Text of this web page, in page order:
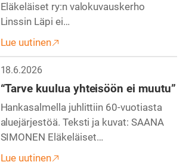
Eläkeläiset ry:n valokuvauskerho
Linssin Läpi ei…
Lue uutinen
18.6.2026
“Tarve kuulua yhteisöön ei muutu”
Hankasalmella juhlittiin 60-vuotiasta
aluejärjestöä. Teksti ja kuvat: SAANA
SIMONEN Eläkeläiset…
Lue uutinen